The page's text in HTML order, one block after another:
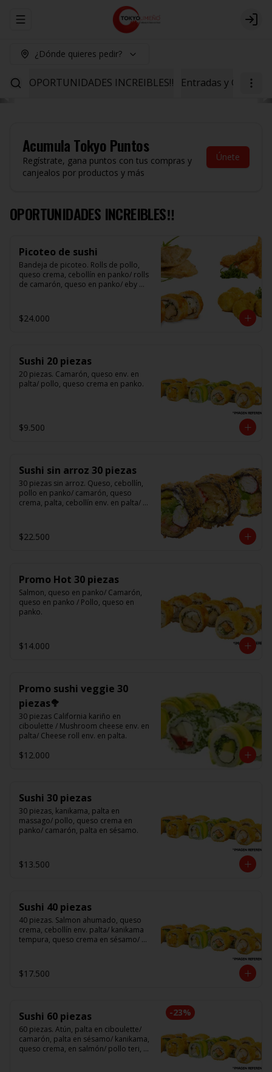
Abrir menu de navegación Login
¿Dónde quieres pedir?
OPORTUNIDADES INCREIBLES‼️ Entradas y
AcumulaTokyo Puntos
Regístrate, gana puntos con tus compras y
canjealos por productos y más
Únete
OPORTUNIDADES INCREIBLES‼️
Picoteo de sushi
Bandeja de picoteo. Rolls de pollo,
queso crema, cebollín en panko/ rolls
de camarón, queso en panko/ eby
crema)/ gyosas mixtas.
$24.000
Sushi 20 piezas
20 piezas. Camarón, queso env. en
palta/ pollo, queso crema en panko.
$9.500
Sushi sin arroz 30 piezas
30 piezas sin arroz. Queso, cebollín,
pollo en panko/ camarón, queso
crema, palta, cebollín env. en palta/
(Foto referencial)
$22.500
Promo Hot 30 piezas
Salmon, queso en panko/ Camarón,
queso en panko / Pollo, queso en
panko.
$14.000
Promo sushi veggie 30
piezas🥦
30 piezas California kariño en
ciboulette / Mushroom cheese env. en
palta/ Cheese roll env. en palta.
$12.000
Sushi 30 piezas
30 piezas, kanikama, palta en
massago/ pollo, queso crema en
panko/ camarón, palta en sésamo.
$13.500
Sushi 40 piezas
40 piezas. Salmon ahumado, queso
crema, cebollín env. palta/ kanikama
tempura, queso crema en sésamo/
$17.500
-23%
Sushi 60 piezas
60 piezas. Atún, palta en ciboulette/
camarón, palta en sésamo/ kanikama,
queso crema, en salmón/ pollo teri,